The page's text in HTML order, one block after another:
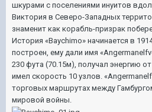
шкурами с поселениями инуитов
Виктория в Северо-Западных
знаменит как корабль-призрак
История «Baychimo» начинается в
построен, ему дали имя
230 фута (70.15м), получал энергию
имел скорость 10 узлов.
торговых маршрутах между
мировой войны.